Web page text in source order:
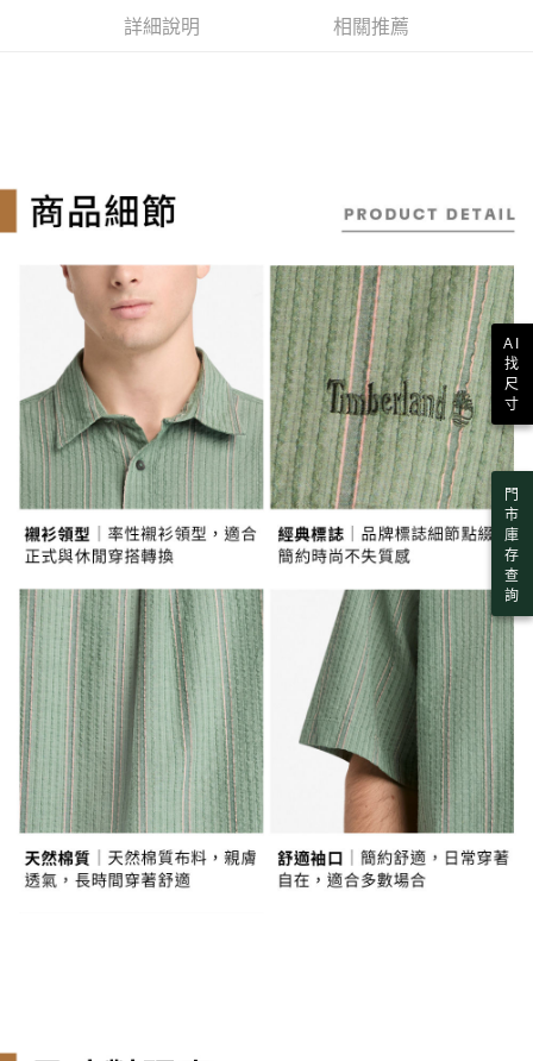
3.實際核准額度、可分期數及費用金額請依後續交易確認頁面所載為準。
4.訂單成立30分鐘內，如未前往確認交易或遇審核未通過，訂單將自動取
【注意事項】
用戶於交易時，得透過本服務購買商品或服務，並由商店將買賣／分期付款
買賣價金債權讓與本公司後，依約使用本公司帳單繳交帳款。
2.基於同意付款使用「大哥付你分期」之契約關係目的，商店將以您的個人
資料（包含姓名、電話或地址）提供予台灣大哥大進項蒐集、處理及利用，
由本公司與您本人進行分期帳單所需資料之確認、核對及更正。
3.完整用戶服務條款，請詳閱以下連結： https://oppay.tw/userRule
２．訂單成立數日內，您將收到繳費通知簡訊。
３．收到繳費通知簡訊後14天內，點擊此簡訊中的連結，可透過四大超商／
※ 請注意：結帳手續完成當下不需立刻繳費，但若您需要取消訂單，請聯絡
購買商品的店家。未經商家同意取消之訂單仍視為有效，需透過AFTEE先享
後付繳納相關費用。
※ 交易是否成功請以「AFTEE先享後付 」之結帳頁面顯示為準，若有關於
是否繳費成功／繳費後需取消欲退款等相關疑問，請聯繫「AFTEE先享後付
客戶支援中心」
https://netprotections.freshdesk.com/support/home
【注意事項】
１．透過由恩沛科技股份有限公司提供之「AFTEE先享後付」服務完成之交
易，需依本服務之必要範圍內提供個人資料，並將交易相關給付款項請求債
權轉讓予恩沛科技股份有限公司。
２．關於個人資料處理事宜，請瀏覽以下網址：
３．未成年的使用者請事先徵得法定代理人或監護人之同意方可使用
「AFTEE先享後付」，若未經同意申辦者引起之損失，本公司不負相關責
４．使用「AFTEE先享後付」時，將依據個別帳號之用戶狀況，依本公司即
時審查核予不同之上限額度；若仍有額度不足之情形，本公司將視審查結果
請求用戶進行身份認證。
５．嚴禁一人註冊多個帳號或使用他人資訊註冊。若發現惡意使用之情形，
恩沛科技股份有限公司將有權停止該用戶之使用額度並採取法律行動。
每筆NT$130，滿NT$2,000(含以上)免運費
每筆NT$130，滿NT$2,000(含以上)免運費
付款後萊爾富取貨
每筆NT$130，滿NT$2,000(含以上)免運費
7-11取貨付款
每筆NT$130，滿NT$2,000(含以上)免運費
付款後7-11取貨
每筆NT$130，滿NT$2,000(含以上)免運費
宅配
每筆NT$130，滿NT$2,000(含以上)免運費
詳細說明 相關推薦
門
市
庫
存
查
詢
AI
找
尺
寸